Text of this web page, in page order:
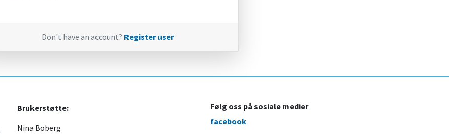
Don't have an account? Register user
Brukerstøtte:
Nina Boberg
Følg oss på sosiale medier
facebook